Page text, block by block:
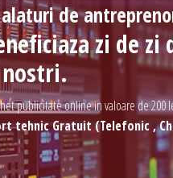
de
zi de zi
publicitate online in valoare de 200
tehnic Gratuit (Telefonic ,